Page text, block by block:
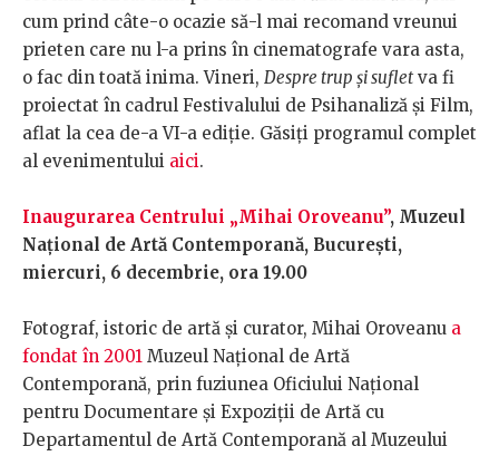
cum prind câte-o ocazie să-l mai recomand vreunui
prieten care nu l-a prins în cinematografe vara asta,
o fac din toată inima. Vineri, Despre trup și sufletva fi
proiectat în cadrul Festivalului de Psihanaliză și Film,
aflat la cea de-a VI-a ediție. Găsiți programul complet
al evenimentului aici.
Inaugurarea Centrului „Mihai Oroveanu”, Muzeul
Național de Artă Contemporană, București,
miercuri, 6 decembrie, ora 19.00
Fotograf, istoric de artă și curator, Mihai Oroveanu a
fondat în 2001 Muzeul Național de Artă
Contemporană, prin fuziunea Oficiului Naţional
pentru Documentare şi Expoziţii de Artă cu
Departamentul de Artă Contemporană al Muzeului